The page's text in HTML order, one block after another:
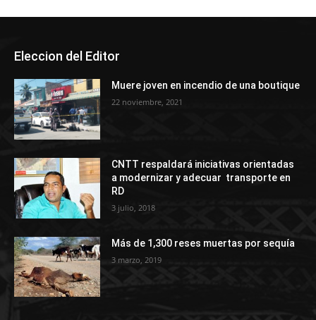
Eleccion del Editor
Muere joven en incendio de una boutique
22 noviembre, 2021
CNTT respaldará iniciativas orientadas
a modernizar y adecuar transporte en
RD
3 julio, 2018
Más de 1,300 reses muertas por sequía
3 marzo, 2019